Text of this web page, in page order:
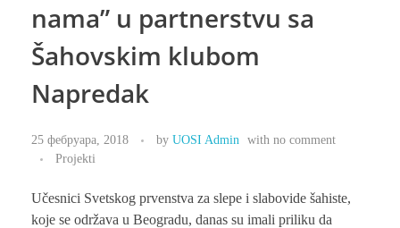
nama” u partnerstvu sa
Šahovskim klubom
Napredak
25 фебруара, 2018 by UOSI Admin with no comment
Projekti
Učesnici Svetskog prvenstva za slepe i slabovide šahiste,
koje se održava u Beogradu, danas su imali priliku da